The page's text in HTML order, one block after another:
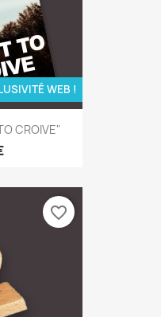
CROIVE"
WEB !
favorite_border